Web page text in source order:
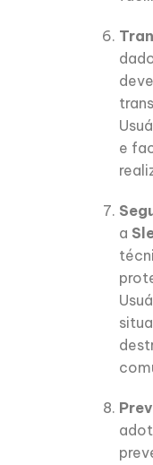
e
a